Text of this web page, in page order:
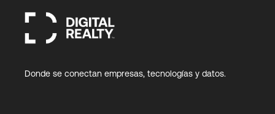
Donde se conectan empresas, tecnologías y datos.